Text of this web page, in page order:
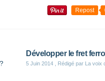
Repost
Développer le fret
5 Juin 2014 , Rédigé par La voix